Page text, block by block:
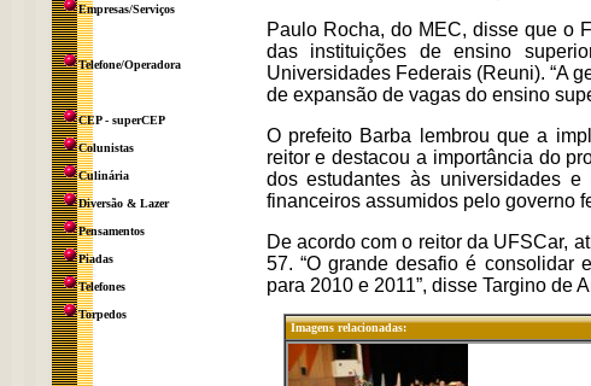
Empresas/Serviços
Telefone/Operadora
CEP - superCEP
Colunistas
Culinária
Diversão & Lazer
Pensamentos
Piadas
Telefones
Torpedos
Paulo Rocha, do MEC, disse que o
das instituições de ensino
Universidades Federais (Reuni). “A
de expansão de vagas do ensino
O prefeito Barba lembrou que a
reitor e destacou a importância do
dos estudantes às universidades
financeiros assumidos pelo governo
De acordo com o reitor da UFSCar,
57. “O grande desafio é consolidar
para 2010 e 2011”, disse Targino de
Imagens relacionadas: